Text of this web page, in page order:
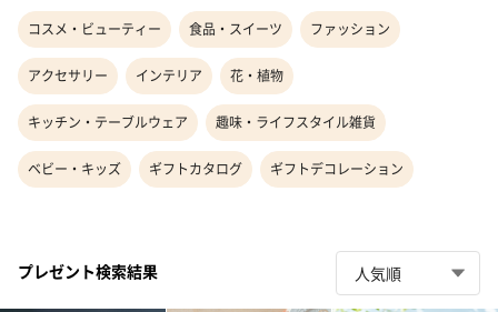
コスメ・ビューティー 食品・スイーツ ファッション
アクセサリー インテリア 花・植物
キッチン・テーブルウェア 趣味・ライフスタイル雑貨
ベビー・キッズ ギフトカタログ ギフトデコレーション
プレゼント検索結果